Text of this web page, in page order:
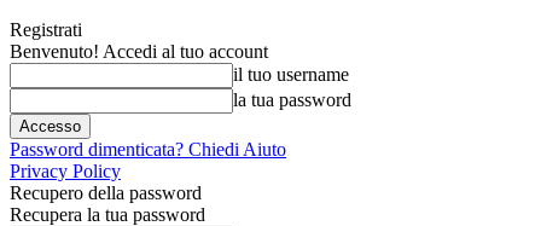
Registrati
Benvenuto! Accedi al tuo account
il tuo username
la tua password
Password dimenticata? Chiedi Aiuto
Privacy Policy
Recupero della password
Recupera la tua password